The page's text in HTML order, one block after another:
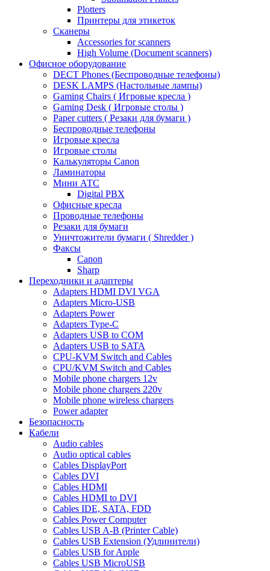
Plotters
Принтеры для этикеток
Сканеры
Accessories for scanners
High Volume (Document scanners)
Офисное оборудование
DECT Phones (Беспроводные телефоны)
DESK LAMPS (Настольные лампы)
Gaming Chairs ( Игровые кресла )
Gaming Desk ( Игровые столы )
Paper cutters ( Резаки для бумаги )
Беспроводные телефоны
Игровые кресла
Игровые столы
Калькуляторы Canon
Ламинаторы
Мини АТС
Digital PBX
Офисные кресла
Проводные телефоны
Резаки для бумаги
Уничтожители бумаги ( Shredder )
Факсы
Canon
Sharp
Переходники и адаптеры
Adapters HDMI DVI VGA
Adapters Micro-USB
Adapters Power
Adapters Type-C
Adapters USB to COM
Adapters USB to SATA
CPU-KVM Switch and Cables
CPU/KVM Switch and Cables
Mobile phone chargers 12v
Mobile phone chargers 220v
Mobile phone wireless chargers
Power adapter
Безопасность
Кабели
Audio cables
Audio optical cables
Cables DisplayPort
Cables DVI
Cables HDMI
Cables HDMI to DVI
Cables IDE, SATA, FDD
Cables Power Computer
Cables USB A-B (Printer Cable)
Cables USB Extension (Удлинители)
Cables USB for Apple
Cables USB MicroUSB